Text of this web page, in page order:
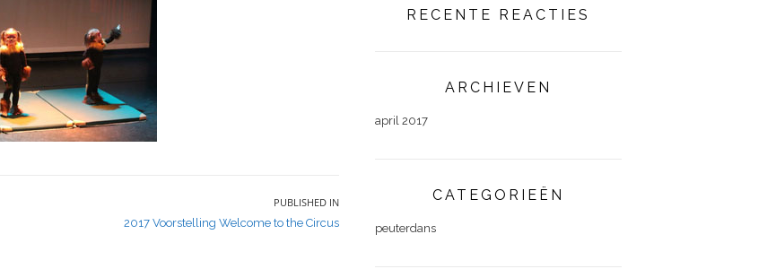
PUBLISHED IN
2017 Voorstelling Welcome to the Circus
RECENTE REACTIES
ARCHIEVEN
april 2017
CATEGORIEËN
peuterdans